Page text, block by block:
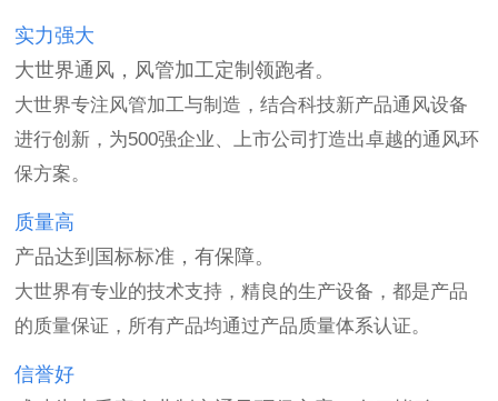
实力强大
大世界通风，风管加工定制领跑者。
大世界专注风管加工与制造，结合科技新产品通风设备
进行创新，为500强企业、上市公司打造出卓越的通风环
保方案。
质量高
产品达到国标标准，有保障。
大世界有专业的技术支持，精良的生产设备，都是产品
的质量保证，所有产品均通过产品质量体系认证。
信誉好